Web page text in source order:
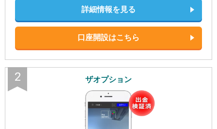
詳細情報を見る
口座開設はこちら
2 ザオプション